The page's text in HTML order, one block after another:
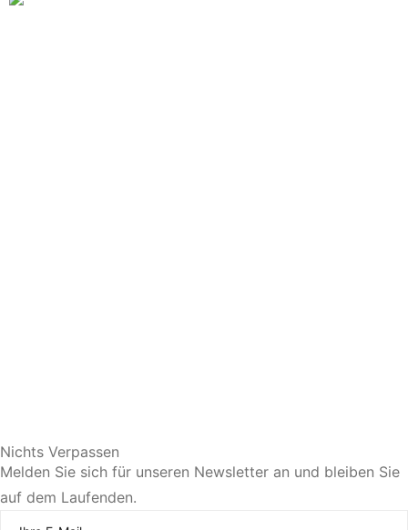
Sie bevorzugen eine persönliche Beratung?
Jetzt Termin vereinbaren
Nichts Verpassen
Melden Sie sich für unseren Newsletter an und bleiben Sie
auf dem Laufenden.